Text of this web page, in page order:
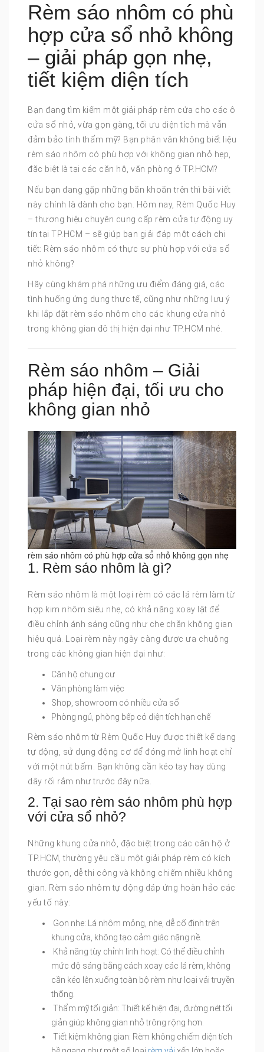
Rèm sáo nhôm có phù
hợp cửa sổ nhỏ không
– giải pháp gọn nhẹ,
tiết kiệm diện tích
Bạn đang tìm kiếm một giải pháp rèm cửa cho các ô
cửa sổ nhỏ, vừa gọn gàng, tối ưu diện tích mà vẫn
đảm bảo tính thẩm mỹ? Bạn phân vân không biết liệu
rèm sáo nhôm có phù hợp với không gian nhỏ hẹp,
đặc biệt là tại các căn hộ, văn phòng ở TP.HCM?
Nếu bạn đang gặp những băn khoăn trên thì bài viết
này chính là dành cho bạn. Hôm nay, Rèm Quốc Huy
– thương hiệu chuyên cung cấp rèm cửa tự động uy
tín tại TP.HCM – sẽ giúp bạn giải đáp một cách chi
tiết: Rèm sáo nhôm có thực sự phù hợp với cửa sổ
nhỏ không?
Hãy cùng khám phá những ưu điểm đáng giá, các
tình huống ứng dụng thực tế, cũng như những lưu ý
khi lắp đặt rèm sáo nhôm cho các khung cửa nhỏ
trong không gian đô thị hiện đại như TP.HCM nhé.
Rèm sáo nhôm – Giải
pháp hiện đại, tối ưu cho
không gian nhỏ
rèm sáo nhôm có phù hợp cửa sổ nhỏ không gọn nhẹ
1. Rèm sáo nhôm là gì?
Rèm sáo nhôm là một loại rèm có các lá rèm làm từ
hợp kim nhôm siêu nhẹ, có khả năng xoay lật để
điều chỉnh ánh sáng cũng như che chắn không gian
hiệu quả. Loại rèm này ngày càng được ưa chuộng
trong các không gian hiện đại như:
Căn hộ chung cư
Văn phòng làm việc
Shop, showroom có nhiều cửa sổ
Phòng ngủ, phòng bếp có diện tích hạn chế
Rèm sáo nhôm từ Rèm Quốc Huy được thiết kế dạng
tự động, sử dụng động cơ để đóng mở linh hoạt chỉ
với một nút bấm. Bạn không cần kéo tay hay dùng
dây rối rắm như trước đây nữa.
2. Tại sao rèm sáo nhôm phù hợp
với cửa sổ nhỏ?
Những khung cửa nhỏ, đặc biệt trong các căn hộ ở
TP.HCM, thường yêu cầu một giải pháp rèm có kích
thước gọn, dễ thi công và không chiếm nhiều không
gian. Rèm sáo nhôm tự động đáp ứng hoàn hảo các
yếu tố này:
Gọn nhẹ: Lá nhôm mỏng, nhẹ, dễ cố định trên
khung cửa, không tạo cảm giác nặng nề.
Khả năng tùy chỉnh linh hoạt: Có thể điều chỉnh
mức độ sáng bằng cách xoay các lá rèm, không
cần kéo lên xuống toàn bộ rèm như loại vải truyền
thống.
Thẩm mỹ tối giản: Thiết kế hiện đại, đường nét tối
giản giúp không gian nhỏ trông rộng hơn.
Tiết kiệm không gian: Rèm không chiếm diện tích